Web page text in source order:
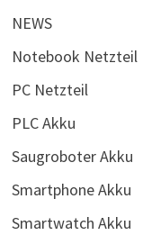
NEWS
Notebook Netzteil
PC Netzteil
PLC Akku
Saugroboter Akku
Smartphone Akku
Smartwatch Akku